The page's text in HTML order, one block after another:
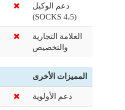
دعم الوكيل
(SOCKS 4،5)
العلامة التجارية
والتخصيص
المميزات الأخرى
دعم الأولوية